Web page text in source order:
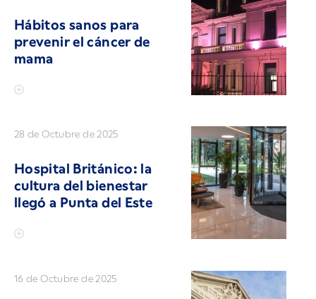
Hábitos sanos para
prevenir el cáncer de
mama
28 de Octubre de 2025
Hospital Británico: la
cultura del bienestar
llegó a Punta del Este
16 de Octubre de 2025